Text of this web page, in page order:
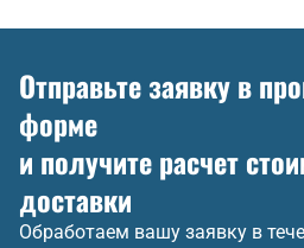
Отправьте заявку в
форме
и получите расчет
доставки
Обработаем вашу заявку в